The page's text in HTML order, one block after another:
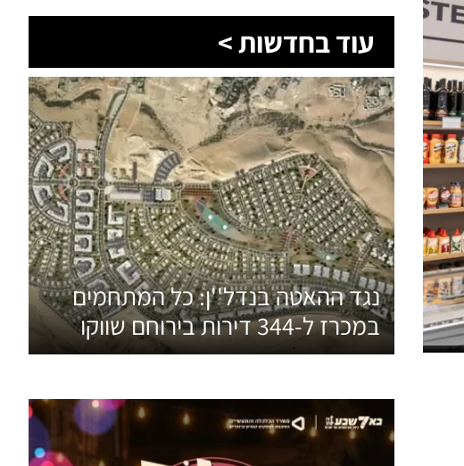
עוד בחדשות >
נגד ההאטה בנדל''ן: כל המתחמים
במכרז ל-344 דירות בירוחם שווקו